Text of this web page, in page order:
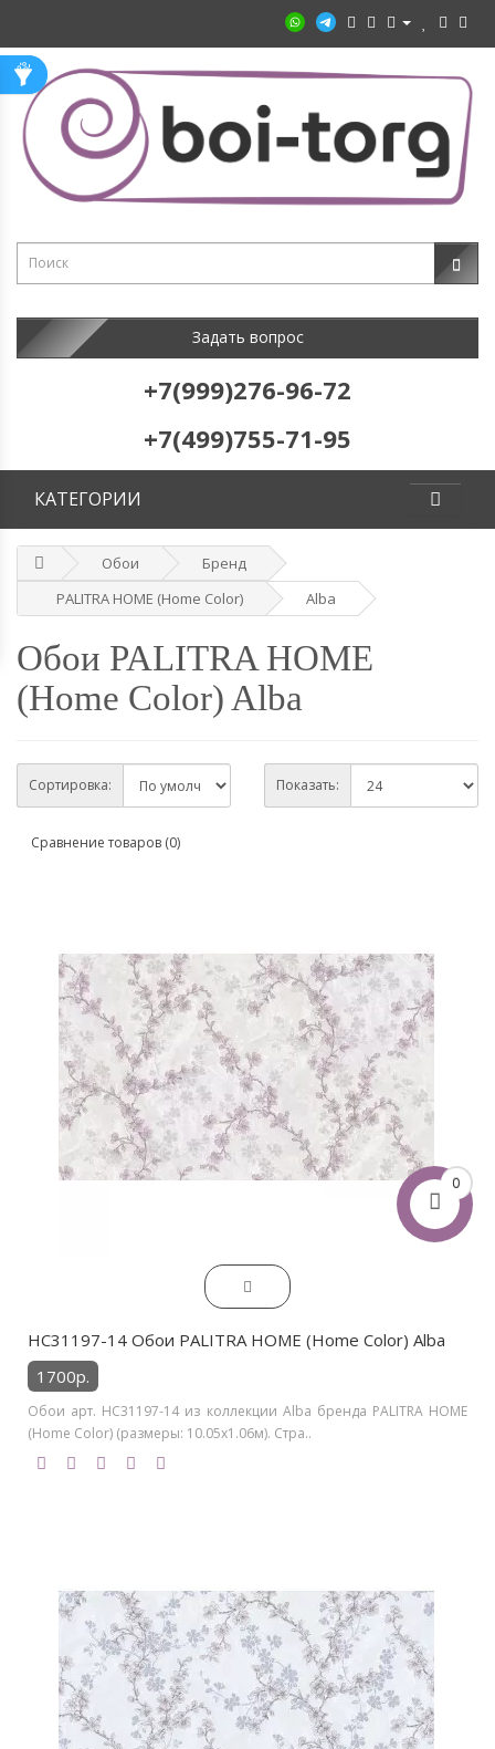
0
Задать вопрос
+7(999)276-96-72
+7(499)755-71-95
КАТЕГОРИИ
Обои
Бренд
PALITRA HOME (Home Color)
Alba
Обои PALITRA HOME
(Home Color) Alba
Сортировка: Показать:
Сравнение товаров (0)
HC31197-14 Обои PALITRA HOME (Home Color) Alba
1700р.
Обои арт. HC31197-14 из коллекции Alba бренда PALITRA HOME
(Home Color) (размеры: 10.05х1.06м). Стра..